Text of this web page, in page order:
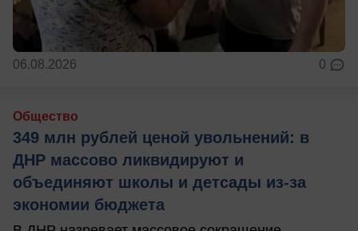
06.08.2026 0
Общество
349 млн рублей ценой увольнений: в
ДНР массово ликвидируют и
объединяют школы и детсады из-за
экономии бюджета